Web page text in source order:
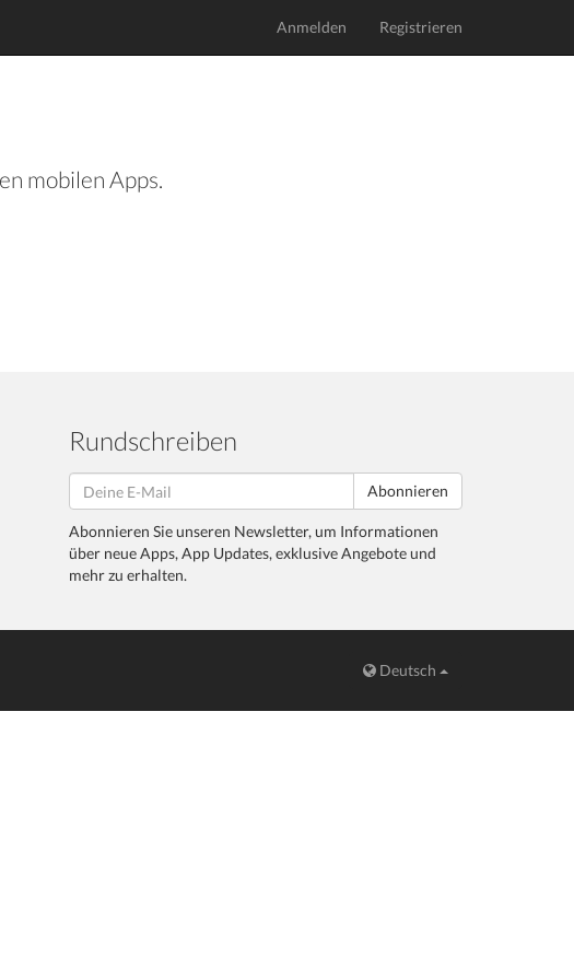
Anmelden Registrieren
mobilen Apps.
Rundschreiben
Abonnieren
Abonnieren Sie unseren Newsletter, um Informationen
über neue Apps, App Updates, exklusive Angebote und
mehr zu erhalten.
Deutsch